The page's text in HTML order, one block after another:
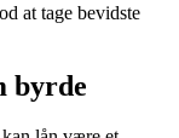
at tage bevidste
byrde